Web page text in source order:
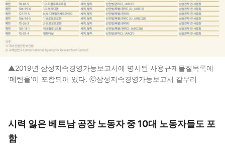
▲2019년 삼성지속경영가능보고서에 명시된 사용규제물질목록에
'메탄올'이 포함되어 있다. ⓒ삼성지속경영가능보고서 갈무리
시력 잃은 베트남 공장 노동자 중 10대 노동자들도 포
함